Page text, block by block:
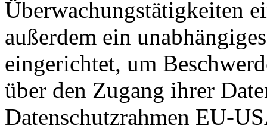
Überwachungstätigkeiten
außerdem ein
eingerichtet, um
über den Zugang ihrer
Datenschutzrahmen EU-